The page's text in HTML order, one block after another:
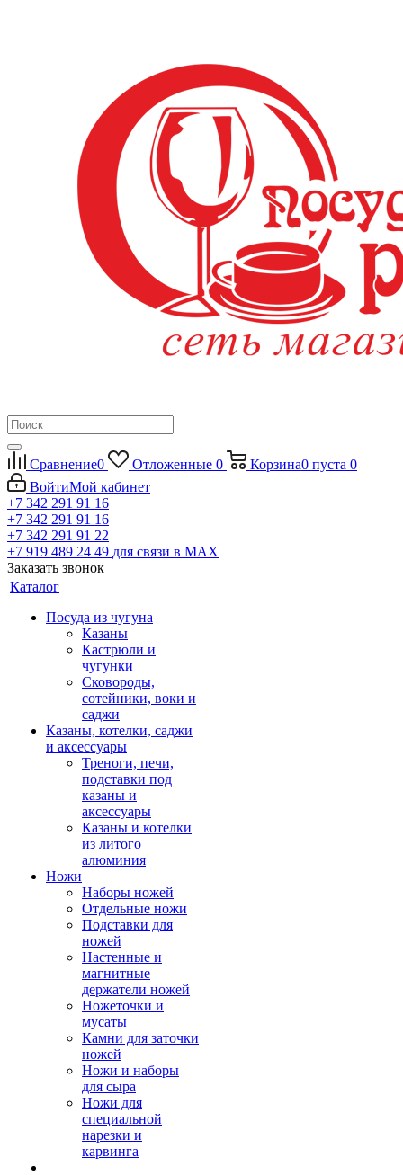
Сравнение0 Отложенные 0 Корзина0 пуста 0
ВойтиМой кабинет
+7 342 291 91 16
+7 342 291 91 16
+7 342 291 91 22
+7 919 489 24 49 для связи в МАХ
Заказать звонок
Каталог
Посуда из чугуна
Казаны
Кастрюли и
чугунки
Сковороды,
сотейники, воки и
саджи
Казаны, котелки, саджи
и аксессуары
Треноги, печи,
подставки под
казаны и
аксессуары
Казаны и котелки
из литого
алюминия
Ножи
Наборы ножей
Отдельные ножи
Подставки для
ножей
Настенные и
магнитные
держатели ножей
Ножеточки и
мусаты
Камни для заточки
ножей
Ножи и наборы
для сыра
Ножи для
специальной
нарезки и
карвинга